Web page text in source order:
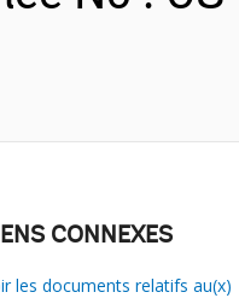
CONNEXES
les documents relatifs au(x)